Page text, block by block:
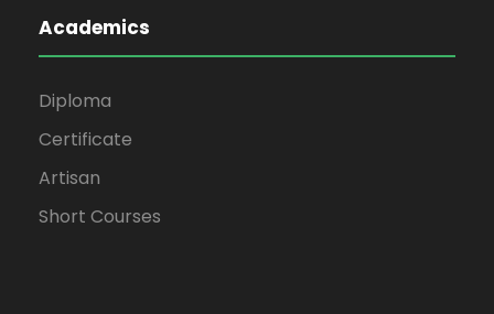
Academics
Diploma
Certificate
Artisan
Short Courses